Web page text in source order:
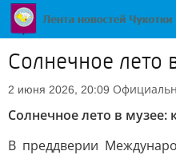
Солнечное лето
2 июня 2026, 20:09
Солнечное лето в
В преддверии